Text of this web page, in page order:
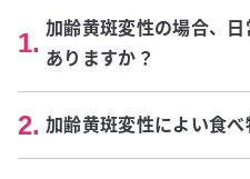
1. 加齢黄斑変性の場合、
ありますか？
2. 加齢黄斑変性によい食べ